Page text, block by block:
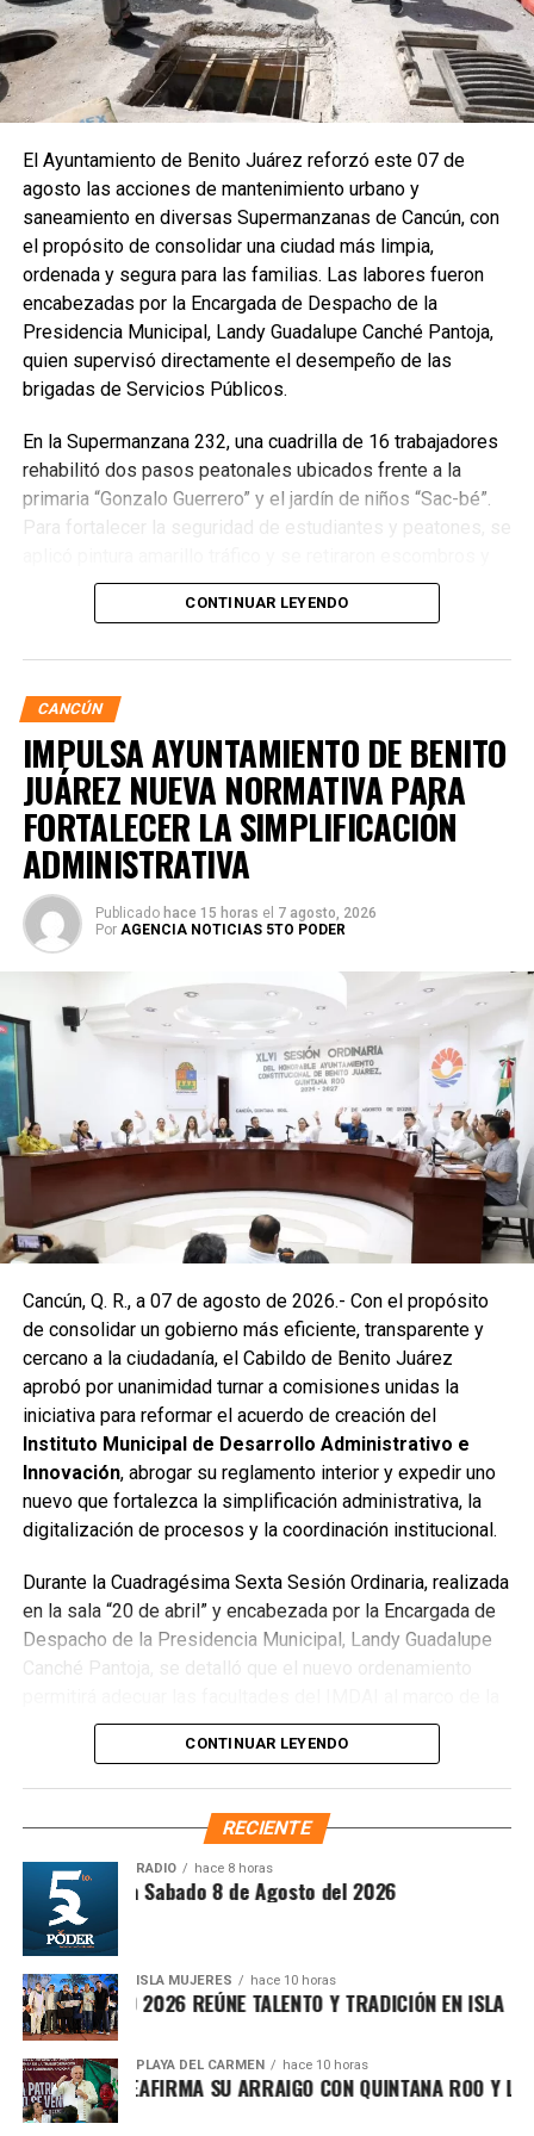
El Ayuntamiento de Benito Juárez reforzó este 07 de
agosto las acciones de mantenimiento urbano y
saneamiento en diversas Supermanzanas de Cancún, con
el propósito de consolidar una ciudad más limpia,
ordenada y segura para las familias. Las labores fueron
encabezadas por la Encargada de Despacho de la
Presidencia Municipal, Landy Guadalupe Canché Pantoja,
quien supervisó directamente el desempeño de las
brigadas de Servicios Públicos.
En la Supermanzana 232, una cuadrilla de 16 trabajadores
rehabilitó dos pasos peatonales ubicados frente a la
primaria “Gonzalo Guerrero” y el jardín de niños “Sac-bé”.
Para fortalecer la seguridad de estudiantes y peatones, se
residuos vegetales acumulados en la zona. Estas
acciones buscan garantizar entornos escolares más
Posteriormente, en la Supermanzana 238, se atendió la
solicitud de vecinos mediante el desazolve de un pozo
pluvial localizado en el cruce de la Calle 53 con Calle 112.
Con apoyo de una máquina perforadora y una unidad
Vactor, se liberó el captador para prevenir
encharcamientos y mejorar el flujo hidráulico, lo que fue
reconocido por la comunidad como una respuesta
oportuna del gobierno municipal.
se reconstruyó la losa de bóveda y se instaló una nueva
rejilla en un pozo dañado por el tránsito de vehículos
pesados. De manera simultánea, se recuperó un espacio
público utilizado como basurero clandestino, del cual se
han retirado aproximadamente 150 toneladas de
escombros, cacharros y desechos vegetales. Se estima
que el saneamiento concluirá en dos días.
Finalmente, las Unidades Verdes de SIRESOL Cancún
convertirse en punto de disposición ilegal de basura. El
Ayuntamiento exhortó a la ciudadanía a reportar estas
prácticas y sumarse al esfuerzo colectivo para mantener
un Cancún limpio y con prosperidad compartida.
Fuente: 5to Poder Agencia de Noticias
CONTINUAR LEYENDO
CANCÚN
IMPULSA AYUNTAMIENTO DE BENITO
JUÁREZ NUEVA NORMATIVA PARA
FORTALECER LA SIMPLIFICACIÓN
ADMINISTRATIVA
Publicado hace 15 horas el 7 agosto, 2026
Por AGENCIA NOTICIAS 5TO PODER
Cancún, Q. R., a 07 de agosto de 2026.- Con el propósito
de consolidar un gobierno más eficiente, transparente y
cercano a la ciudadanía, el Cabildo de Benito Juárez
aprobó por unanimidad turnar a comisiones unidas la
iniciativa para reformar el acuerdo de creación del
Instituto Municipal de Desarrollo Administrativo e
Innovación, abrogar su reglamento interior y expedir uno
nuevo que fortalezca la simplificación administrativa, la
digitalización de procesos y la coordinación institucional.
Durante la Cuadragésima Sexta Sesión Ordinaria, realizada
en la sala “20 de abril” y encabezada por la Encargada de
Despacho de la Presidencia Municipal, Landy Guadalupe
Canché Pantoja, se detalló que el nuevo ordenamiento
Ley Nacional para Eliminar Trámites Burocráticos
mediante la instauración de la Autoridad Municipal de
trámites, reducir cargas administrativas y mejorar la
CONTINUAR LEYENDO
RECIENTE
RADIO hace 8 horas
Matutina Sabado 8 de Agosto del 2026
ISLA MUJERES hace 10 horas
ISLEÑO 2026 REÚNE TALENTO Y TRADICIÓN EN ISLA
PLAYA DEL CARMEN hace 10 horas
MARÍN REAFIRMA SU ARRAIGO CON QUINTANA ROO Y